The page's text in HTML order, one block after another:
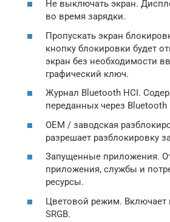
Не выключать экран.
во время зарядки.
Пропускать экран
кнопку блокировки будет
экран без необходимости
графический ключ.
Журнал Bluetooth HCI.
переданных через Bluetooth
OEM / заводская
разрешает разблокировку
Запущенные приложения.
приложения, службы и
ресурсы.
Цветовой режим. Включает
SRGB.